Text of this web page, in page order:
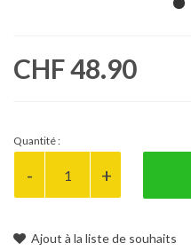
CHF 48.90
Quantité :
Ajout à la liste de souhaits